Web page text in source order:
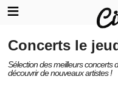
Concerts le
Sélection des meilleurs concerts
découvrir de nouveaux artistes !